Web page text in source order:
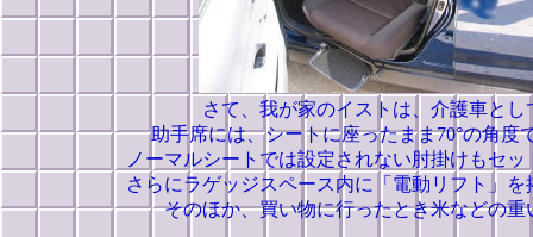
さて、我が家のイストは、介護車と
助手席には、シートに座ったまま70°の角
ノーマルシートでは設定されない肘掛けもセ
さらにラゲッジスペース内に「電動リフト」
そのほか、買い物に行ったとき米などの